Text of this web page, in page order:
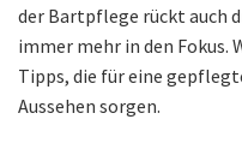
der Bartpflege rückt auch
immer mehr in den Fokus.
Tipps, die für eine
Aussehen sorgen.